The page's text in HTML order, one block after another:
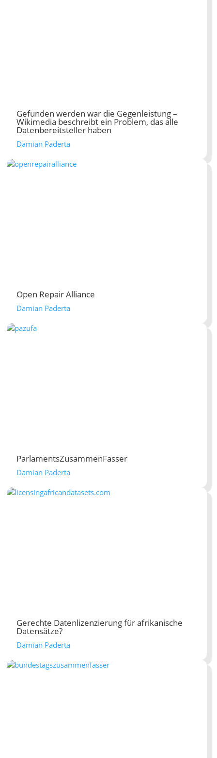
Gefunden werden war die Gegenleistung –
Wikimedia beschreibt ein Problem, das alle
Datenbereitsteller haben
Damian Paderta
Open Repair Alliance
Damian Paderta
ParlamentsZusammenFasser
Damian Paderta
Gerechte Datenlizenzierung für afrikanische
Datensätze?
Damian Paderta